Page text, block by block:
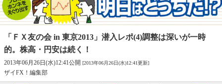
「ＦＸ友の会 in 東京2013」潜入レポ(4)調整は深いが一時
的。株高・円安は続く！
2013年06月26日(水)12:41公開 [2013年06月26日(水)12:41更新]
ザイFX！編集部